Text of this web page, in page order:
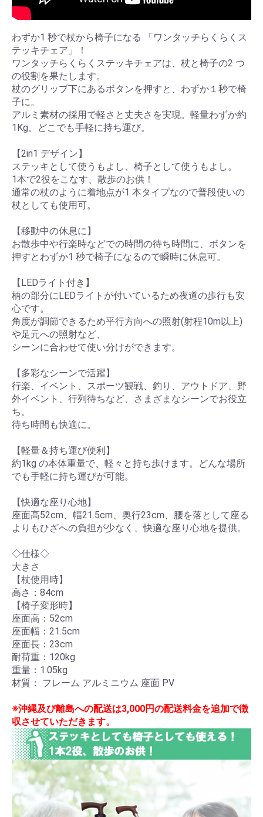
子部
関連
商品
医療
機
器・
医療
品
ホー
ワイ
トニ
ング
パル
スオ
メー
ター
医療
雑貨
生活
用
品・
雑貨
ショ
ッピ
ング
カー
ト
ポー
タブ
ルト
イレ
ペッ
わずか1 秒で杖から椅子になる 「ワンタッチらくらくス
テッキチェア」！
ワンタッチらくらくステッキチェアは、杖と椅子の2 つ
の役割を果たします。
杖のグリップ下にあるボタンを押すと、わずか１秒で椅
子に。
アルミ素材の採用で軽さと丈夫さを実現。軽量わずか約
1Kg。どこでも手軽に持ち運び。
【2in1 デザイン】
ステッキとして使うもよし、椅子として使うもよし。
1本で2役をこなす、散歩のお供！
通常の杖のように着地点が1 本タイプなので普段使いの
杖としても使用可。
【移動中の休息に】
お散歩中や行楽時などでの時間の待ち時間に、ボタンを
押すとわずか1 秒で椅子になるので瞬時に休息可。
【LEDライト付き】
柄の部分にLEDライトが付いているため夜道の歩行も安
心です。
角度が調節できるため平行方向への照射(射程10m以上)
や足元への照射など、
シーンに合わせて使い分けができます。
【多彩なシーンで活躍】
行楽、イベント、スポーツ観戦、釣り、アウトドア、野
外イベント、行列待ちなど、さまざまなシーンでお役立
ち。
待ち時間も快適に。
【軽量＆持ち運び便利】
約1kg の本体重量で、軽々と持ち歩けます。どんな場所
でも手軽に持ち運びが可能。
【快適な座り心地】
座面高52cm、幅21.5cm、奥行23cm、腰を落として座る
よりもひざへの負担が少なく、快適な座り心地を提供。
◇仕様◇
大きさ
【杖使用時】
高さ：84cm
【椅子変形時】
座面高：52cm
座面幅：21.5cm
座面長：23cm
耐荷重：120kg
重量：1.05kg
材質： フレーム アルミニウム 座面 PV
※沖縄及び離島への配送は3,000円の配送料金を追加で徴
収させていただきます。